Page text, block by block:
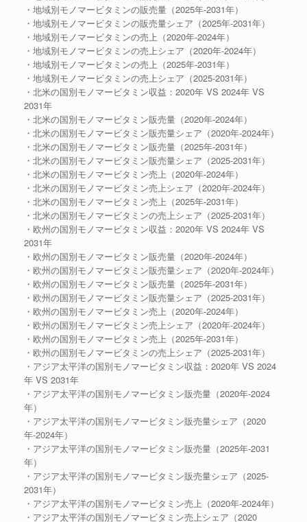
・地域別モノマービタミンの販売量（2025年-2031年）
・地域別モノマービタミンの販売量シェア（2025年-2031年）
・地域別モノマービタミンの売上（2020年-2024年）
・地域別モノマービタミンの売上シェア（2020年-2024年）
・地域別モノマービタミンの売上（2025年-2031年）
・地域別モノマービタミンの売上シェア（2025-2031年）
・北米の国別モノマービタミン収益：2020年 VS 2024年 VS
2031年
・北米の国別モノマービタミン販売量（2020年-2024年）
・北米の国別モノマービタミン販売量シェア（2020年-2024年）
・北米の国別モノマービタミン販売量（2025年-2031年）
・北米の国別モノマービタミン販売量シェア（2025-2031年）
・北米の国別モノマービタミン売上（2020年-2024年）
・北米の国別モノマービタミン売上シェア（2020年-2024年）
・北米の国別モノマービタミン売上（2025年-2031年）
・北米の国別モノマービタミンの売上シェア（2025-2031年）
・欧州の国別モノマービタミン収益：2020年 VS 2024年 VS
2031年
・欧州の国別モノマービタミン販売量（2020年-2024年）
・欧州の国別モノマービタミン販売量シェア（2020年-2024年）
・欧州の国別モノマービタミン販売量（2025年-2031年）
・欧州の国別モノマービタミン販売量シェア（2025-2031年）
・欧州の国別モノマービタミン売上（2020年-2024年）
・欧州の国別モノマービタミン売上シェア（2020年-2024年）
・欧州の国別モノマービタミン売上（2025年-2031年）
・欧州の国別モノマービタミンの売上シェア（2025-2031年）
・アジア太平洋の国別モノマービタミン収益：2020年 VS 2024
年 VS 2031年
・アジア太平洋の国別モノマービタミン販売量（2020年-2024
年）
・アジア太平洋の国別モノマービタミン販売量シェア（2020
年-2024年）
・アジア太平洋の国別モノマービタミン販売量（2025年-2031
年）
・アジア太平洋の国別モノマービタミン販売量シェア（2025-
2031年）
・アジア太平洋の国別モノマービタミン売上（2020年-2024年）
・アジア太平洋の国別モノマービタミン売上シェア（2020